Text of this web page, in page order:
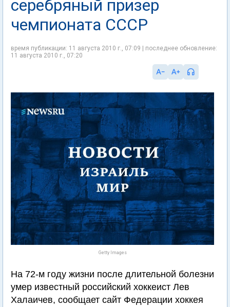
серебряный призер
чемпионата СССР
время публикации: 11 августа 2010 г., 07:09 | последнее обновление:
11 августа 2010 г., 07:20
Getty Images
На 72-м году жизни после длительной болезни
умер известный российский хоккеист Лев
Халаичев, сообщает сайт Федерации хоккея